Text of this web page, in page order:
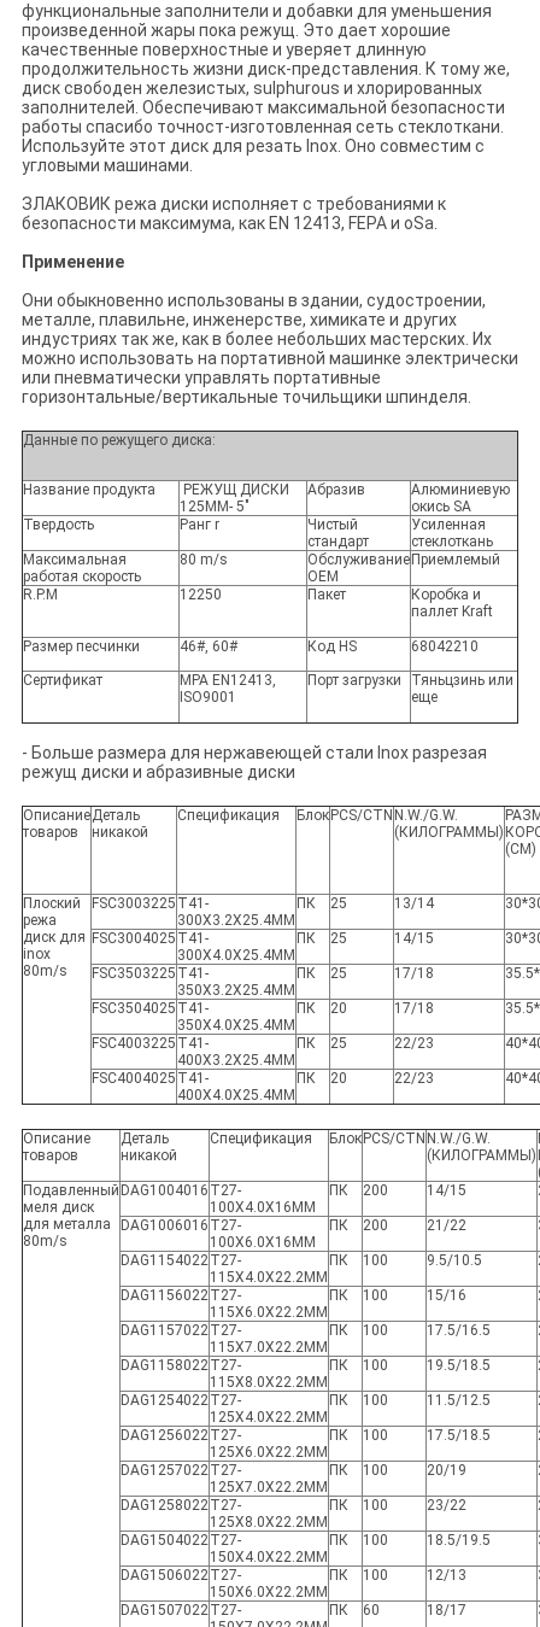
функциональные заполнители и добавки для уменьшения
произведенной жары пока режущ. Это дает хорошие
качественные поверхностные и уверяет длинную
продолжительность жизни диск-представления. К тому же,
диск свободен железистых, sulphurous и хлорированных
заполнителей. Обеспечивают максимальной безопасности
работы спасибо точност-изготовленная сеть стеклоткани.
Используйте этот диск для резать Inox. Оно совместим с
угловыми машинами.
ЗЛАКОВИК режа диски исполняет с требованиями к
безопасности максимума, как EN 12413, FEPA и oSa.
Применение
Они обыкновенно использованы в здании, судостроении,
металле, плавильне, инженерстве, химикате и других
индустриях так же, как в более небольших мастерских. Их
можно использовать на портативной машинке электрически
или пневматически управлять портативные
горизонтальные/вертикальные точильщики шпинделя.
Данные по режущего диска:
Название продукта
РЕЖУЩ ДИСКИ
125MM- 5"
Абразив
Алюминиевую
окись SA
Твердость
Ранг r
Чистый
стандарт
Усиленная
стеклоткань
Максимальная
работая скорость
80 m/s
Обслуживание
OEM
Приемлемый
R.P.M 12250 Пакет
Коробка и
паллет Kraft
Размер песчинки 46#, 60# Код HS
68042210
Сертификат
MPA EN12413,
ISO9001
Порт загрузки
Тяньцзинь или
еще
- Больше размера для нержавеющей стали Inox разрезая
режущ диски и абразивные диски
Описание
товаров
Деталь
никакой
Спецификация Блок PCS/CTN N.W./G.W.
(КИЛОГРАММЫ)
(СМ)
Плоский
режа
диск для
inox
80m/s
FSC3003225 T41-
300X3.2X25.4MM
ПК 25 13/14
FSC3004025 T41-
300X4.0X25.4MM
ПК 25 14/15
FSC3503225 T41-
350X3.2X25.4MM
ПК 25 17/18
FSC3504025 T41-
350X4.0X25.4MM
ПК 20 17/18
FSC4003225 T41-
400X3.2X25.4MM
ПК 25 22/23
FSC4004025 T41-
400X4.0X25.4MM
ПК 20 22/23
Описание
товаров
Деталь
никакой
Спецификация Блок PCS/CTN N.W./G.W.
(КИЛОГРАММЫ)
Подавленный
меля диск
для металла
80m/s
DAG1004016 T27-
100X4.0X16MM
ПК 200 14/15
DAG1006016 T27-
100X6.0X16MM
ПК 200 21/22
DAG1154022T27-
115X4.0X22.2MM
ПК 100 9.5/10.5
DAG1156022T27-
115X6.0X22.2MM
ПК 100 15/16
DAG1157022T27-
115X7.0X22.2MM
ПК 100 17.5/16.5
DAG1158022T27-
115X8.0X22.2MM
ПК 100 19.5/18.5
DAG1254022T27-
125X4.0X22.2MM
ПК 100 11.5/12.5
DAG1256022T27-
125X6.0X22.2MM
ПК 100 17.5/18.5
DAG1257022T27-
125X7.0X22.2MM
ПК 100 20/19
DAG1258022T27-
125X8.0X22.2MM
ПК 100 23/22
DAG1504022T27-
150X4.0X22.2MM
ПК 100 18.5/19.5
DAG1506022T27-
150X6.0X22.2MM
ПК 100 12/13
DAG1507022T27-
ПК 60 18/17